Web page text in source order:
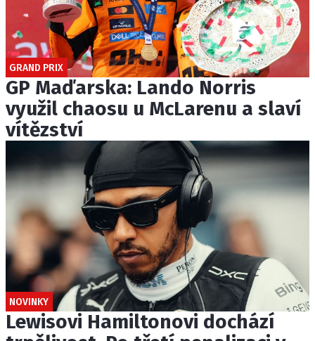
GRAND PRIX
GP Maďarska: Lando Norris
využil chaosu u McLarenu a slaví
vítězství
NOVINKY
Lewisovi Hamiltonovi dochází